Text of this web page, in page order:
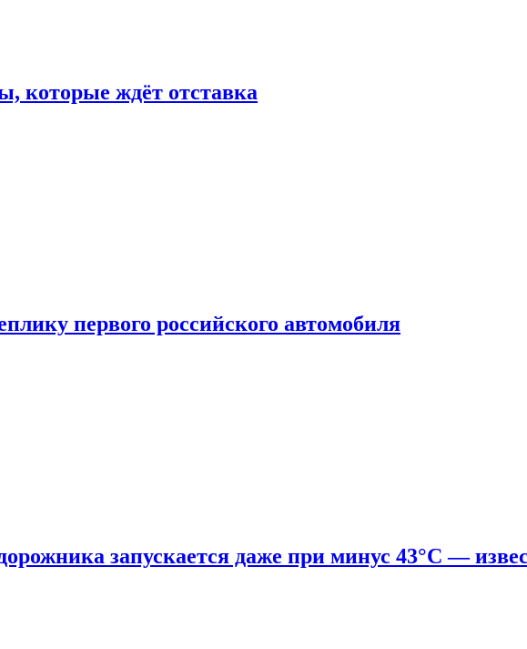
которые ждёт отставка
первого российского автомобиля
запускается даже при минус 43°С —